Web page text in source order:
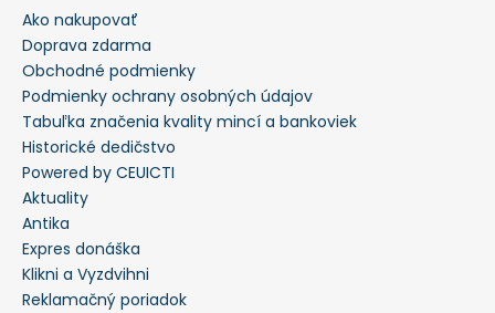
Ako nakupovať
Doprava zdarma
Obchodné podmienky
Podmienky ochrany osobných údajov
Tabuľka značenia kvality mincí a bankoviek
Historické dedičstvo
Powered by CEUICTI
Aktuality
Antika
Expres donáška
Klikni a Vyzdvihni
Reklamačný poriadok